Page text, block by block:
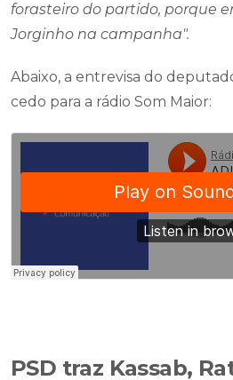
forasteiro do partido, porque
Jorginho na campanha".
Abaixo, a entrevisa do
cedo para a rádio Som Maior:
PSD traz Kassab,